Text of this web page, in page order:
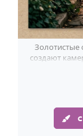
Золотистые
создают